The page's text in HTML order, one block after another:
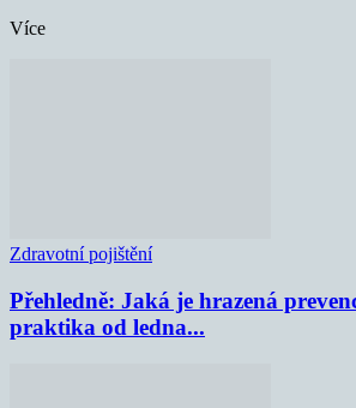
Více
Zdravotní pojištění
Přehledně: Jaká je hrazená
praktika od ledna...